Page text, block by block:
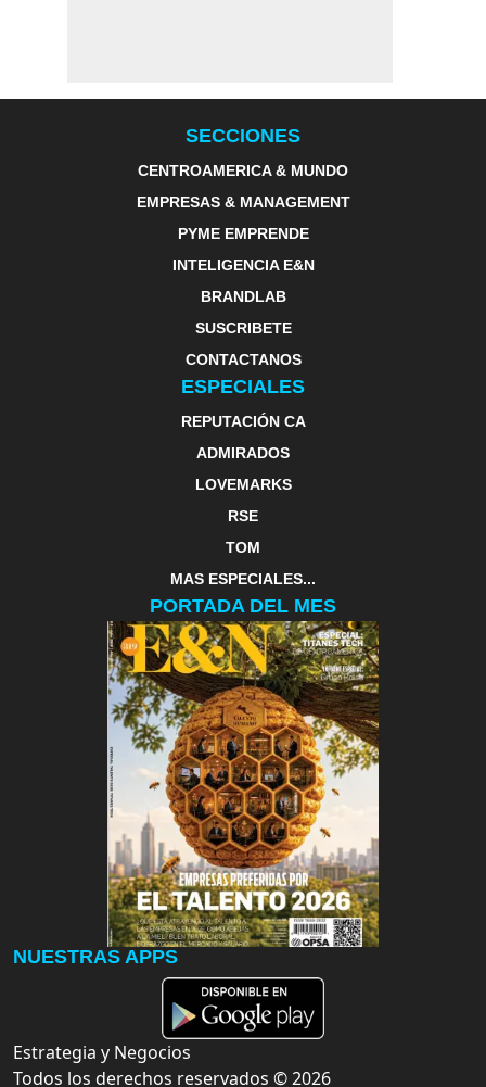
SECCIONES
CENTROAMERICA & MUNDO
EMPRESAS & MANAGEMENT
PYME EMPRENDE
INTELIGENCIA E&N
BRANDLAB
SUSCRIBETE
CONTACTANOS
ESPECIALES
REPUTACIÓN CA
ADMIRADOS
LOVEMARKS
RSE
TOM
MAS ESPECIALES...
PORTADA DEL MES
NUESTRAS APPS
Estrategia y Negocios
Todos los derechos reservados ©2026